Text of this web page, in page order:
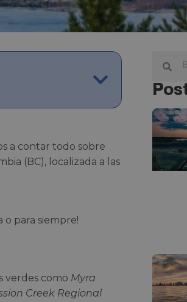
a contar todo sobre
(BC), localizada a las
o para siempre!
verdes como Myra
Creek Regional